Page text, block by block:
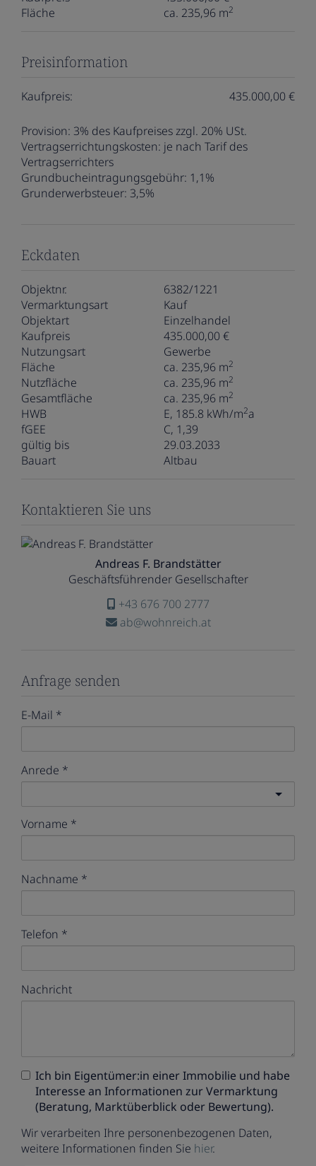
Fläche
ca. 235,96 m2
Preisinformation
Kaufpreis: 435.000,00 €
Provision: 3% des Kaufpreises zzgl. 20% USt.
Vertragserrichtungskosten: je nach Tarif des
Vertragserrichters
Grundbucheintragungsgebühr: 1,1%
Grunderwerbsteuer: 3,5%
Eckdaten
Objektnr.
6382/1221
Vermarktungsart
Kauf
Objektart
Einzelhandel
Kaufpreis
435.000,00 €
Nutzungsart
Gewerbe
Fläche
ca. 235,96 m2
Nutzfläche ca. 235,96 m2
Gesamtfläche ca. 235,96 m2
HWB E, 185.8 kWh/m2a
fGEE
C, 1,39
gültig bis
29.03.2033
Bauart
Altbau
Kontaktieren Sie uns
Andreas F. Brandstätter
Geschäftsführender Gesellschafter
+43 676 700 2777
ab@wohnreich.at
Anfrage senden
E-Mail
Anrede
Vorname
Nachname
Telefon
Nachricht
Ich bin Eigentümer:in einer Immobilie und habe
Interesse an Informationen zur Vermarktung
(Beratung, Marktüberblick oder Bewertung).
Wir verarbeiten Ihre personenbezogenen Daten,
weitere Informationen finden Sie hier.